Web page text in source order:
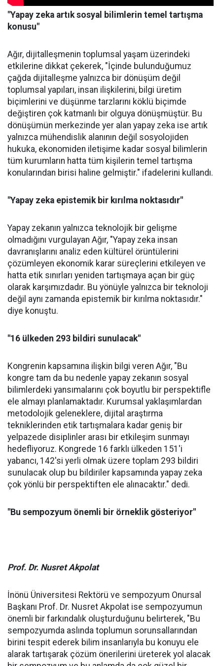
"Yapay zeka artık sosyal bilimlerin temel tartışma
konusu"
Ağır, dijitalleşmenin toplumsal yaşam üzerindeki
etkilerine dikkat çekerek, "İçinde bulunduğumuz
çağda dijitalleşme yalnızca bir dönüşüm değil
toplumsal yapıları, insan ilişkilerini, bilgi üretim
biçimlerini ve düşünme tarzlarını köklü biçimde
değiştiren çok katmanlı bir olguya dönüşmüştür. Bu
dönüşümün merkezinde yer alan yapay zeka ise artık
yalnızca mühendislik alanının değil sosyolojiden
hukuka, ekonomiden iletişime kadar sosyal bilimlerin
tüm kurumların hatta tüm kişilerin temel tartışma
konularından birisi haline gelmiştir." ifadelerini kullandı.
"Yapay zeka epistemik bir kırılma noktasıdır"
Yapay zekanın yalnızca teknolojik bir gelişme
olmadığını vurgulayan Ağır, "Yapay zeka insan
davranışlarını analiz eden kültürel örüntülerini
çözümleyen ekonomik karar süreçlerini etkileyen ve
hatta etik sınırları yeniden tartışmaya açan bir güç
olarak karşımızdadır. Bu yönüyle yalnızca bir teknoloji
değil aynı zamanda epistemik bir kırılma noktasıdır."
diye konuştu.
"16 ülkeden 293 bildiri sunulacak"
Kongrenin kapsamına ilişkin bilgi veren Ağır, "Bu
kongre tam da bu nedenle yapay zekanın sosyal
bilimlerdeki yansımalarını çok boyutlu bir perspektifle
ele almayı planlamaktadır. Kurumsal yaklaşımlardan
metodolojik geleneklere, dijital araştırma
tekniklerinden etik tartışmalara kadar geniş bir
yelpazede disiplinler arası bir etkileşim sunmayı
hedefliyoruz. Kongrede 16 farklı ülkeden 151'i
yabancı, 142'si yerli olmak üzere toplam 293 bildiri
sunulacak olup bu bildiriler kapsamında yapay zeka
çok yönlü bir perspektiften ele alınacaktır." dedi.
"Bu sempozyum önemli bir örneklik gösteriyor"
Prof. Dr. Nusret Akpolat
İnönü Üniversitesi Rektörü ve sempozyum Onursal
Başkanı Prof. Dr. Nusret Akpolat ise sempozyumun
önemli bir farkındalık oluşturduğunu belirterek, "Bu
sempozyumda aslında toplumun sorunsallarından
birini tespit ederek bilim insanlarıyla bu konuyu ele
alarak tartışarak çözüm önerilerini üreterek yol alacak